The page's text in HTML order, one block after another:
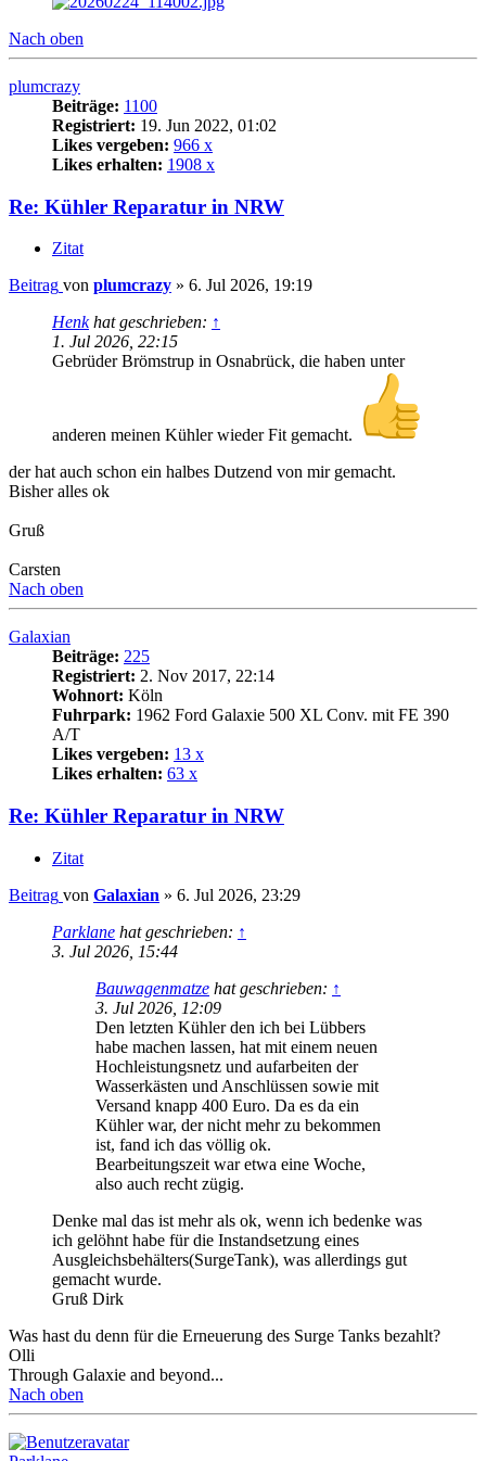
Nach oben
plumcrazy
Beiträge: 1100
Registriert: 19. Jun 2022, 01:02
Likes vergeben: 966 x
Likes erhalten: 1908 x
Re: Kühler Reparatur in NRW
Zitat
Beitrag von plumcrazy » 6. Jul 2026, 19:19
Henkhat geschrieben: ↑
1. Jul 2026, 22:15
Gebrüder Brömstrup in Osnabrück, die haben unter
anderen meinen Kühler wieder Fit gemacht.
der hat auch schon ein halbes Dutzend von mir gemacht.
Bisher alles ok
Gruß
Carsten
Nach oben
Galaxian
Beiträge: 225
Registriert: 2. Nov 2017, 22:14
Wohnort: Köln
Fuhrpark: 1962 Ford Galaxie 500 XL Conv. mit FE 390
A/T
Likes vergeben: 13 x
Likes erhalten: 63 x
Re: Kühler Reparatur in NRW
Zitat
Beitrag von Galaxian » 6. Jul 2026, 23:29
Parklane hat geschrieben: ↑
3. Jul 2026, 15:44
Bauwagenmatze hat geschrieben: ↑
3. Jul 2026, 12:09
Den letzten Kühler den ich bei Lübbers
habe machen lassen, hat mit einem neuen
Hochleistungsnetz und aufarbeiten der
Wasserkästen und Anschlüssen sowie mit
Versand knapp 400 Euro. Da es da ein
Kühler war, der nicht mehr zu bekommen
ist, fand ich das völlig ok.
Bearbeitungszeit war etwa eine Woche,
also auch recht zügig.
Denke mal das ist mehr als ok, wenn ich bedenke was
ich gelöhnt habe für die Instandsetzung eines
Ausgleichsbehälters(SurgeTank), was allerdings gut
gemacht wurde.
Gruß Dirk
Was hast du denn für die Erneuerung des Surge Tanks bezahlt?
Olli
Through Galaxie and beyond...
Nach oben